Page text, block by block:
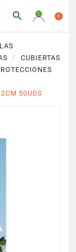
 0
CUBIERTAS
50UDS